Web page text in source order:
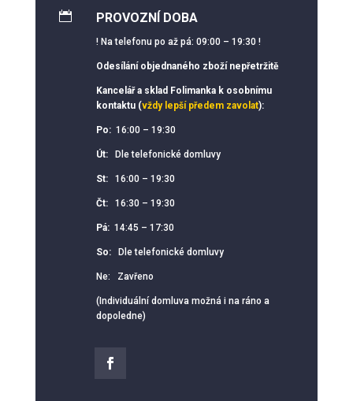
 PROVOZNÍ DOBA
! Na telefonu po až pá: 09:00 – 19:30 !
Odesílání objednaného zboží nepřetržitě
Kancelář a sklad Folimanka k osobnímu
kontaktu (vždy lepší předem zavolat):
Po: 16:00 – 19:30
Út:Dle telefonické domluvy
St: 16:00 – 19:30
Čt: 16:30 – 19:30
Pá:14:45 – 17:30
So: Dle telefonické domluvy
Ne: Zavřeno
(Individuální domluva možná i na ráno a
dopoledne)